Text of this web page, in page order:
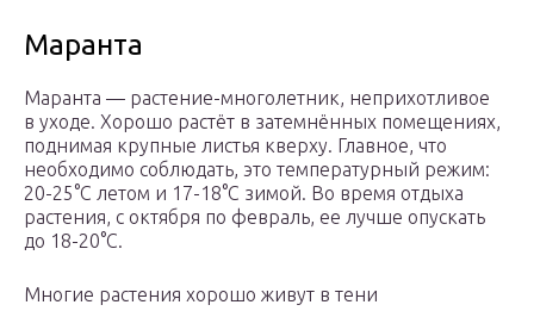
Маранта
Маранта — растение-многолетник, неприхотливое
в уходе. Хорошо растёт в затемнённых помещениях,
поднимая крупные листья кверху. Главное, что
необходимо соблюдать, это температурный режим:
20-25°С летом и 17-18°С зимой. Во время отдыха
растения, с октября по февраль, ее лучше опускать
до 18-20°С.
Многие растения хорошо живут в тени